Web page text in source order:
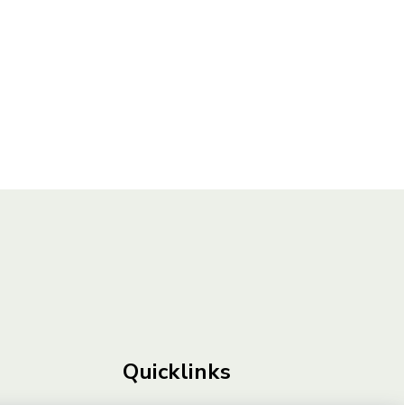
Quicklinks